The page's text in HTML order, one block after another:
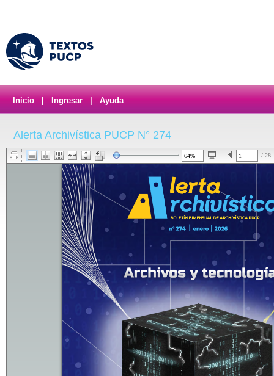
Inicio Ingresar Ayuda
Alerta Archivística PUCP N° 274
/ 28